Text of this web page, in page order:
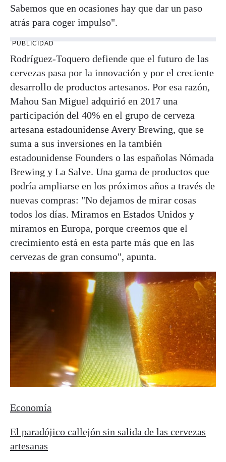
Sabemos que en ocasiones hay que dar un paso
atrás para coger impulso".
PUBLICIDAD
Rodríguez-Toquero defiende que el futuro de las
cervezas pasa por la innovación y por el creciente
desarrollo de productos artesanos. Por esa razón,
Mahou San Miguel adquirió en 2017 una
participación del 40% en el grupo de cerveza
artesana estadounidense Avery Brewing, que se
suma a sus inversiones en la también
estadounidense Founders o las españolas Nómada
Brewing y La Salve. Una gama de productos que
podría ampliarse en los próximos años a través de
nuevas compras: "No dejamos de mirar cosas
todos los días. Miramos en Estados Unidos y
miramos en Europa, porque creemos que el
crecimiento está en esta parte más que en las
cervezas de gran consumo", apunta.
Economía
El paradójico callejón sin salida de las cervezas
artesanas